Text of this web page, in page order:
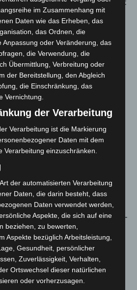
läuft mit Hockeyschläger über
Polizei sucht Zeugen
bei McDonald’s-Umbau in
beschädigt
Autofahrer mit 3,17
aus dem Verkehr gezogen
Beim 13:46
gut. Und sage nur danke
danke für die Mitarbeiter/
von Tierheims.Ich bedanke
im Zusammenhang mit
Daten wie das Erheben, das
das Ordnen, die
Anpassung oder Veränderung, das
die Verwendung, die
Übermittlung, Verbreitung oder
der Bereitstellung, den Abgleich
die Einschränkung, das
Vernichtung.
der Verarbeitung
Verarbeitung ist die Markierung
Daten mit dem
Verarbeitung einzuschränken.
der automatisierten Verarbeitung
Daten, die darin besteht, dass
Daten verwendet werden,
Aspekte, die sich auf eine
beziehen, zu bewerten,
Aspekte bezüglich Arbeitsleistung,
Gesundheit, persönlicher
Zuverlässigkeit, Verhalten,
Ortswechsel dieser natürlichen
oder vorherzusagen.